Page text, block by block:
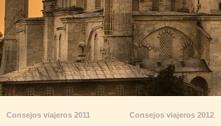
Consejos viajeros 2011 Consejos viajeros 2012